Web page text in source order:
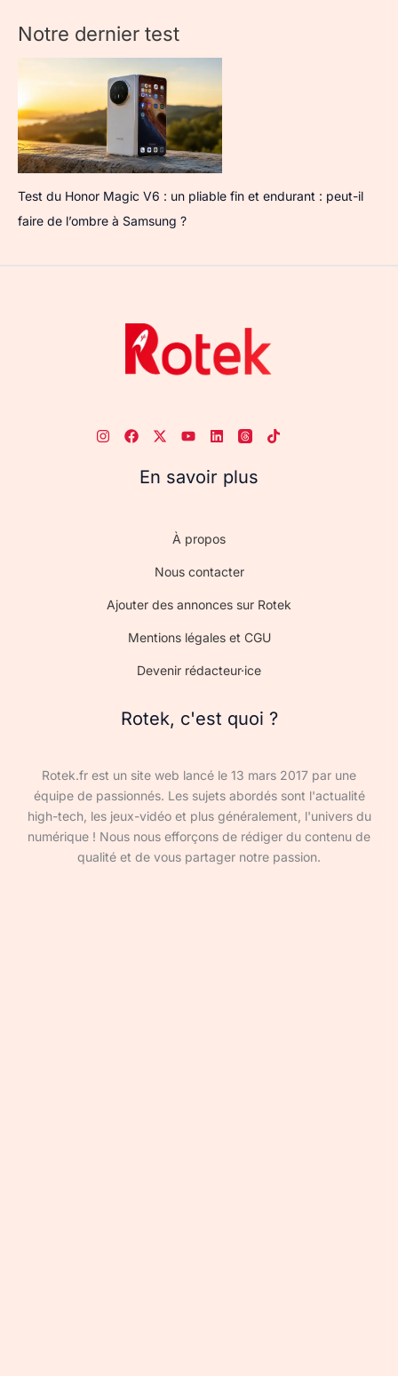
Notre dernier test
Test du Honor Magic V6 : un pliable fin et endurant : peut-il
faire de l’ombre à Samsung ?
En savoir plus
À propos
Nous contacter
Ajouter des annonces sur Rotek
Mentions légales et CGU
Devenir rédacteur·ice
Rotek, c'est quoi ?
Rotek.fr est un site web lancé le 13 mars 2017 par une
équipe de passionnés. Les sujets abordés sont l'actualité
high-tech, les jeux-vidéo et plus généralement, l'univers du
numérique ! Nous nous efforçons de rédiger du contenu de
qualité et de vous partager notre passion.